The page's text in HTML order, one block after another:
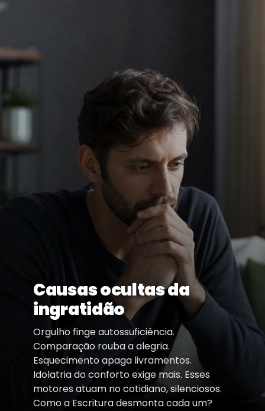
Causas ocultas da
ingratidão
Orgulho finge autossuficiência.
Comparação rouba a alegria.
Esquecimento apaga livramentos.
Idolatria do conforto exige mais. Esses
motores atuam no cotidiano, silenciosos.
Como a Escritura desmonta cada um?